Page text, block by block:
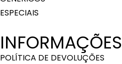
ESPECIAIS
INFORMAÇÕES
POLÍTICA DE DEVOLUÇÕES